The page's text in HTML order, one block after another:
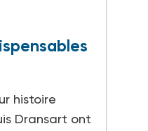
histoire
Dransart ont